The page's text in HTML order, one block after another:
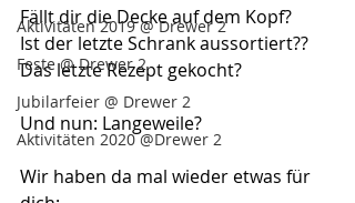
Aktivitäten 2019 @ Drewer 2
Feste @ Drewer 2
Jubilarfeier @ Drewer 2
Aktivitäten 2020 @Drewer 2
Fällt dir die Decke auf dem Kopf?
Ist der letzte Schrank aussortiert??
Das letzte Rezept gekocht?
Und nun: Langeweile?
Wir haben da mal wieder etwas für